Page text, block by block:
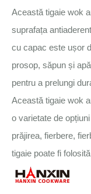
Această tigaie wok
suprafața
cu capac este ușor
prosop, săpun și
pentru a prelungi
Această tigaie wok
o varietate de
prăjirea, fierbere,
tigaie poate fi